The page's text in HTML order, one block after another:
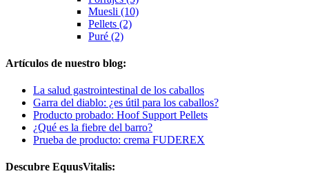
Muesli (10)
Pellets (2)
Puré (2)
Artículos de nuestro blog:
La salud gastrointestinal de los caballos
Garra del diablo: ¿es útil para los caballos?
Producto probado: Hoof Support Pellets
¿Qué es la fiebre del barro?
Prueba de producto: crema FUDEREX
Descubre EquusVitalis: